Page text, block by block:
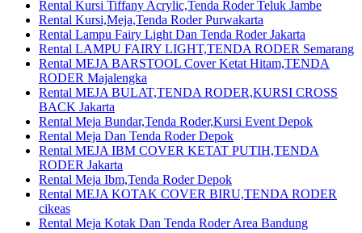
Rental Kursi Tiffany Acrylic,Tenda Roder Teluk Jambe
Rental Kursi,Meja,Tenda Roder Purwakarta
Rental Lampu Fairy Light Dan Tenda Roder Jakarta
Rental LAMPU FAIRY LIGHT,TENDA RODER Semarang
Rental MEJA BARSTOOL Cover Ketat Hitam,TENDA
RODER Majalengka
Rental MEJA BULAT,TENDA RODER,KURSI CROSS
BACK Jakarta
Rental Meja Bundar,Tenda Roder,Kursi Event Depok
Rental Meja Dan Tenda Roder Depok
Rental MEJA IBM COVER KETAT PUTIH,TENDA
RODER Jakarta
Rental Meja Ibm,Tenda Roder Depok
Rental MEJA KOTAK COVER BIRU,TENDA RODER
cikeas
Rental Meja Kotak Dan Tenda Roder Area Bandung